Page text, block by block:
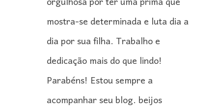
mostra-se determinada e luta dia a
dia por sua filha. Trabalho e
dedicação mais do que lindo!
Parabéns! Estou sempre a
acompanhar seu blog. beijos